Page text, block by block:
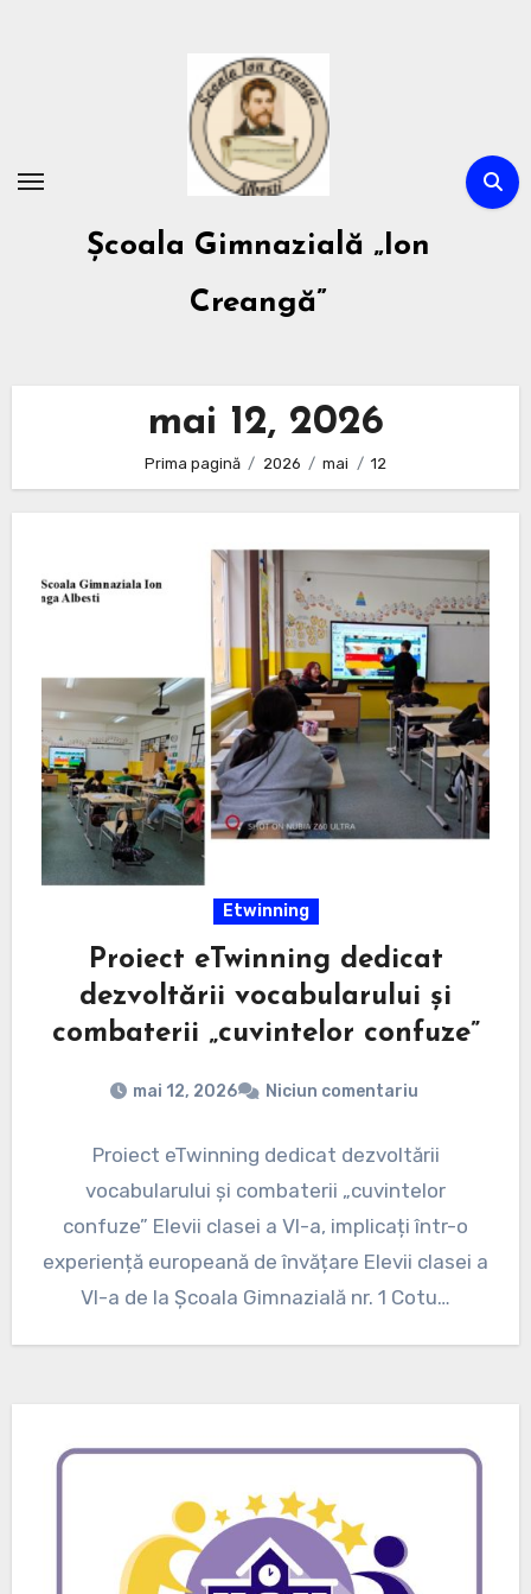
Școala Gimnazială „Ion
Creangă”
mai 12, 2026
Prima pagină 2026 mai 12
Etwinning
Proiect eTwinning dedicat
dezvoltării vocabularului și
combaterii „cuvintelor confuze”
mai 12, 2026 Niciun comentariu
Proiect eTwinning dedicat dezvoltării
vocabularului și combaterii „cuvintelor
confuze” Elevii clasei a VI-a, implicați într-o
experiență europeană de învățare Elevii clasei a
VI-a de la Școala Gimnazială nr. 1 Cotu…